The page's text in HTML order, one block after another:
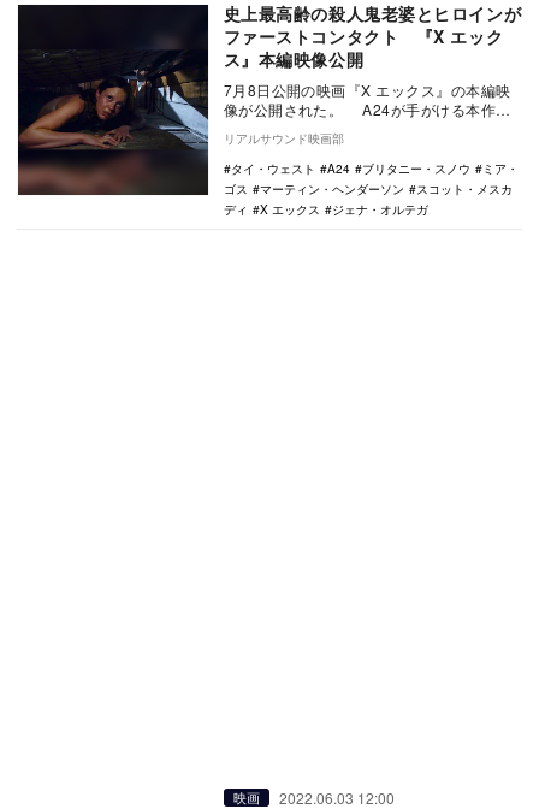
史上最高齢の殺人鬼老婆とヒロインが
ファーストコンタクト 『X エック
ス』本編映像公開
7月8日公開の映画『X エックス』の本編映
像が公開された。 A24が手がける本作
は、映画製作で一旗揚げようと目論む若き
俳優と…
リアルサウンド映画部
タイ・ウェスト
A24 ブリタニー・スノウ
ミア・
ゴス
マーティン・ヘンダーソン
スコット・メスカ
ディ
X エックス ジェナ・オルテガ
映画 2022.06.03 12:00